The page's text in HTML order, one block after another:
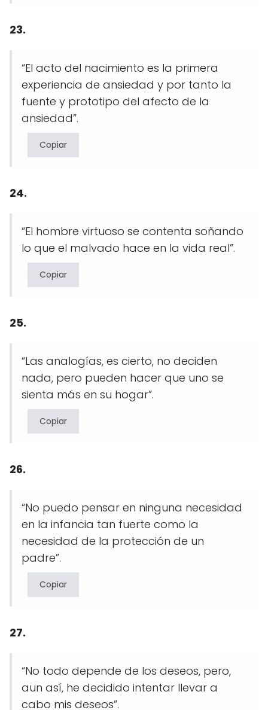
23.
“El acto del nacimiento es la primera
experiencia de ansiedad y por tanto la
fuente y prototipo del afecto de la
ansiedad”.
Copiar
24.
“El hombre virtuoso se contenta soñando
lo que el malvado hace en la vida real”.
Copiar
25.
“Las analogías, es cierto, no deciden
nada, pero pueden hacer que uno se
sienta más en su hogar”.
Copiar
26.
“No puedo pensar en ninguna necesidad
en la infancia tan fuerte como la
necesidad de la protección de un
padre”.
Copiar
27.
“No todo depende de los deseos, pero,
aun así, he decidido intentar llevar a
cabo mis deseos”.